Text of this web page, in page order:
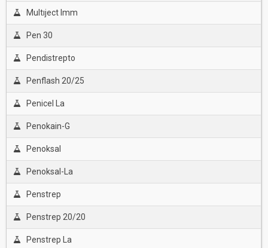
Multıject Imm
Pen 30
Pendistrepto
Penflash 20/25
Penicel La
Penokain-G
Penoksal
Penoksal-La
Penstrep
Penstrep 20/20
Penstrep La